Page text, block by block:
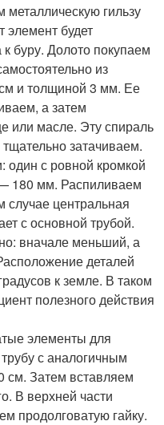
гильзу
элемент будет
буру. Долото покупаем
из
и толщиной 3 мм. Ее
а затем
или масле. Эту спираль
затачиваем.
один с ровной кромкой
180 мм. Распиливаем
случае центральная
с основной трубой.
вначале меньший, а
деталей
к земле. В таком
полезного действия
элементы для
с аналогичным
см. Затем вставляем
В верхней части
продолговатую гайку.